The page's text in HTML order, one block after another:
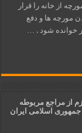
مورچه از خانه را قرار
مورچه ها و دفع
از مراجع مربوطه
جمهوری اسلامی ایران